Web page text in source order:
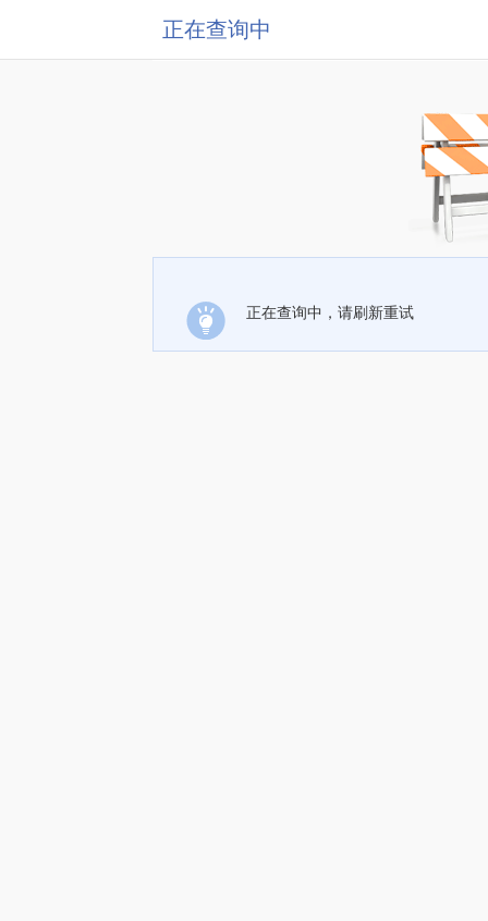
正在查询中
正在查询中，请刷新重试